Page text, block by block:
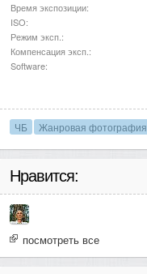
Время экспозиции:
ISO:
Режим эксп.:
Компенсация эксп.:
Software:
ЧБ Жанровая фотография
Нравится:
посмотреть все